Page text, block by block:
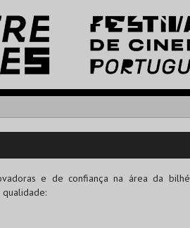
e de confiança na área da